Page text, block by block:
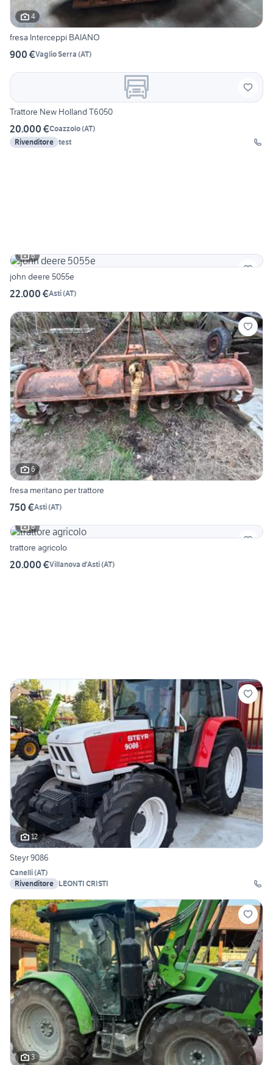
4
fresa Interceppi BAIANO
900 €Vaglio Serra (AT)
Trattore New Holland T6050
20.000 €Coazzolo(AT)
Rivenditore test
6
john deere 5055e
22.000 €Asti(AT)
6
fresa meritano per trattore
750 €Asti(AT)
6
trattore agricolo
20.000 €Villanova d'Asti(AT)
12
Steyr 9086
Canelli(AT)
Rivenditore LEONTI CRISTI
3